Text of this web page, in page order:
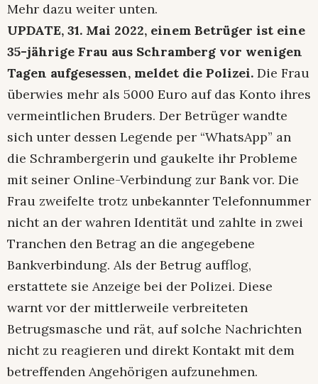
Mehr dazu weiter unten.
UPDATE, 31. Mai 2022, einem Betrüger ist eine
35-jährige Frau aus Schramberg vor wenigen
Tagen aufgesessen, meldet die Polizei. Die Frau
überwies mehr als 5000 Euro auf das Konto ihres
vermeintlichen Bruders. Der Betrüger wandte
sich unter dessen Legende per “WhatsApp” an
die Schrambergerin und gaukelte ihr Probleme
mit seiner Online-Verbindung zur Bank vor. Die
Frau zweifelte trotz unbekannter Telefonnummer
nicht an der wahren Identität und zahlte in zwei
Tranchen den Betrag an die angegebene
Bankverbindung. Als der Betrug aufflog,
erstattete sie Anzeige bei der Polizei. Diese
warnt vor der mittlerweile verbreiteten
Betrugsmasche und rät, auf solche Nachrichten
nicht zu reagieren und direkt Kontakt mit dem
betreffenden Angehörigen aufzunehmen.